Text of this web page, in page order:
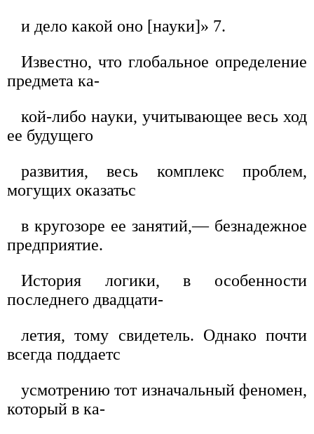
и дело какой оно [науки]» 7.
Известно, что глобальное определение
предмета ка-
кой-либо науки, учитывающее весь ход
ее будущего
развития, весь комплекс проблем,
могущих оказатьс
в кругозоре ее занятий,— безнадежное
предприятие.
История логики, в особенности
последнего двадцати-
летия, тому свидетель. Однако почти
всегда поддаетс
усмотрению тот изначальный феномен,
который в ка-